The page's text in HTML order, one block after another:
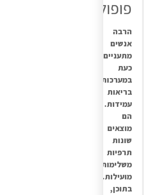
פופולריות
הרבה
אנשים
מתעניים
כעת
במערכות
בריאות
עמידות.
הם
מוצאים
שונות
תרפיות
משלימות
מועילות.
בתוכן,